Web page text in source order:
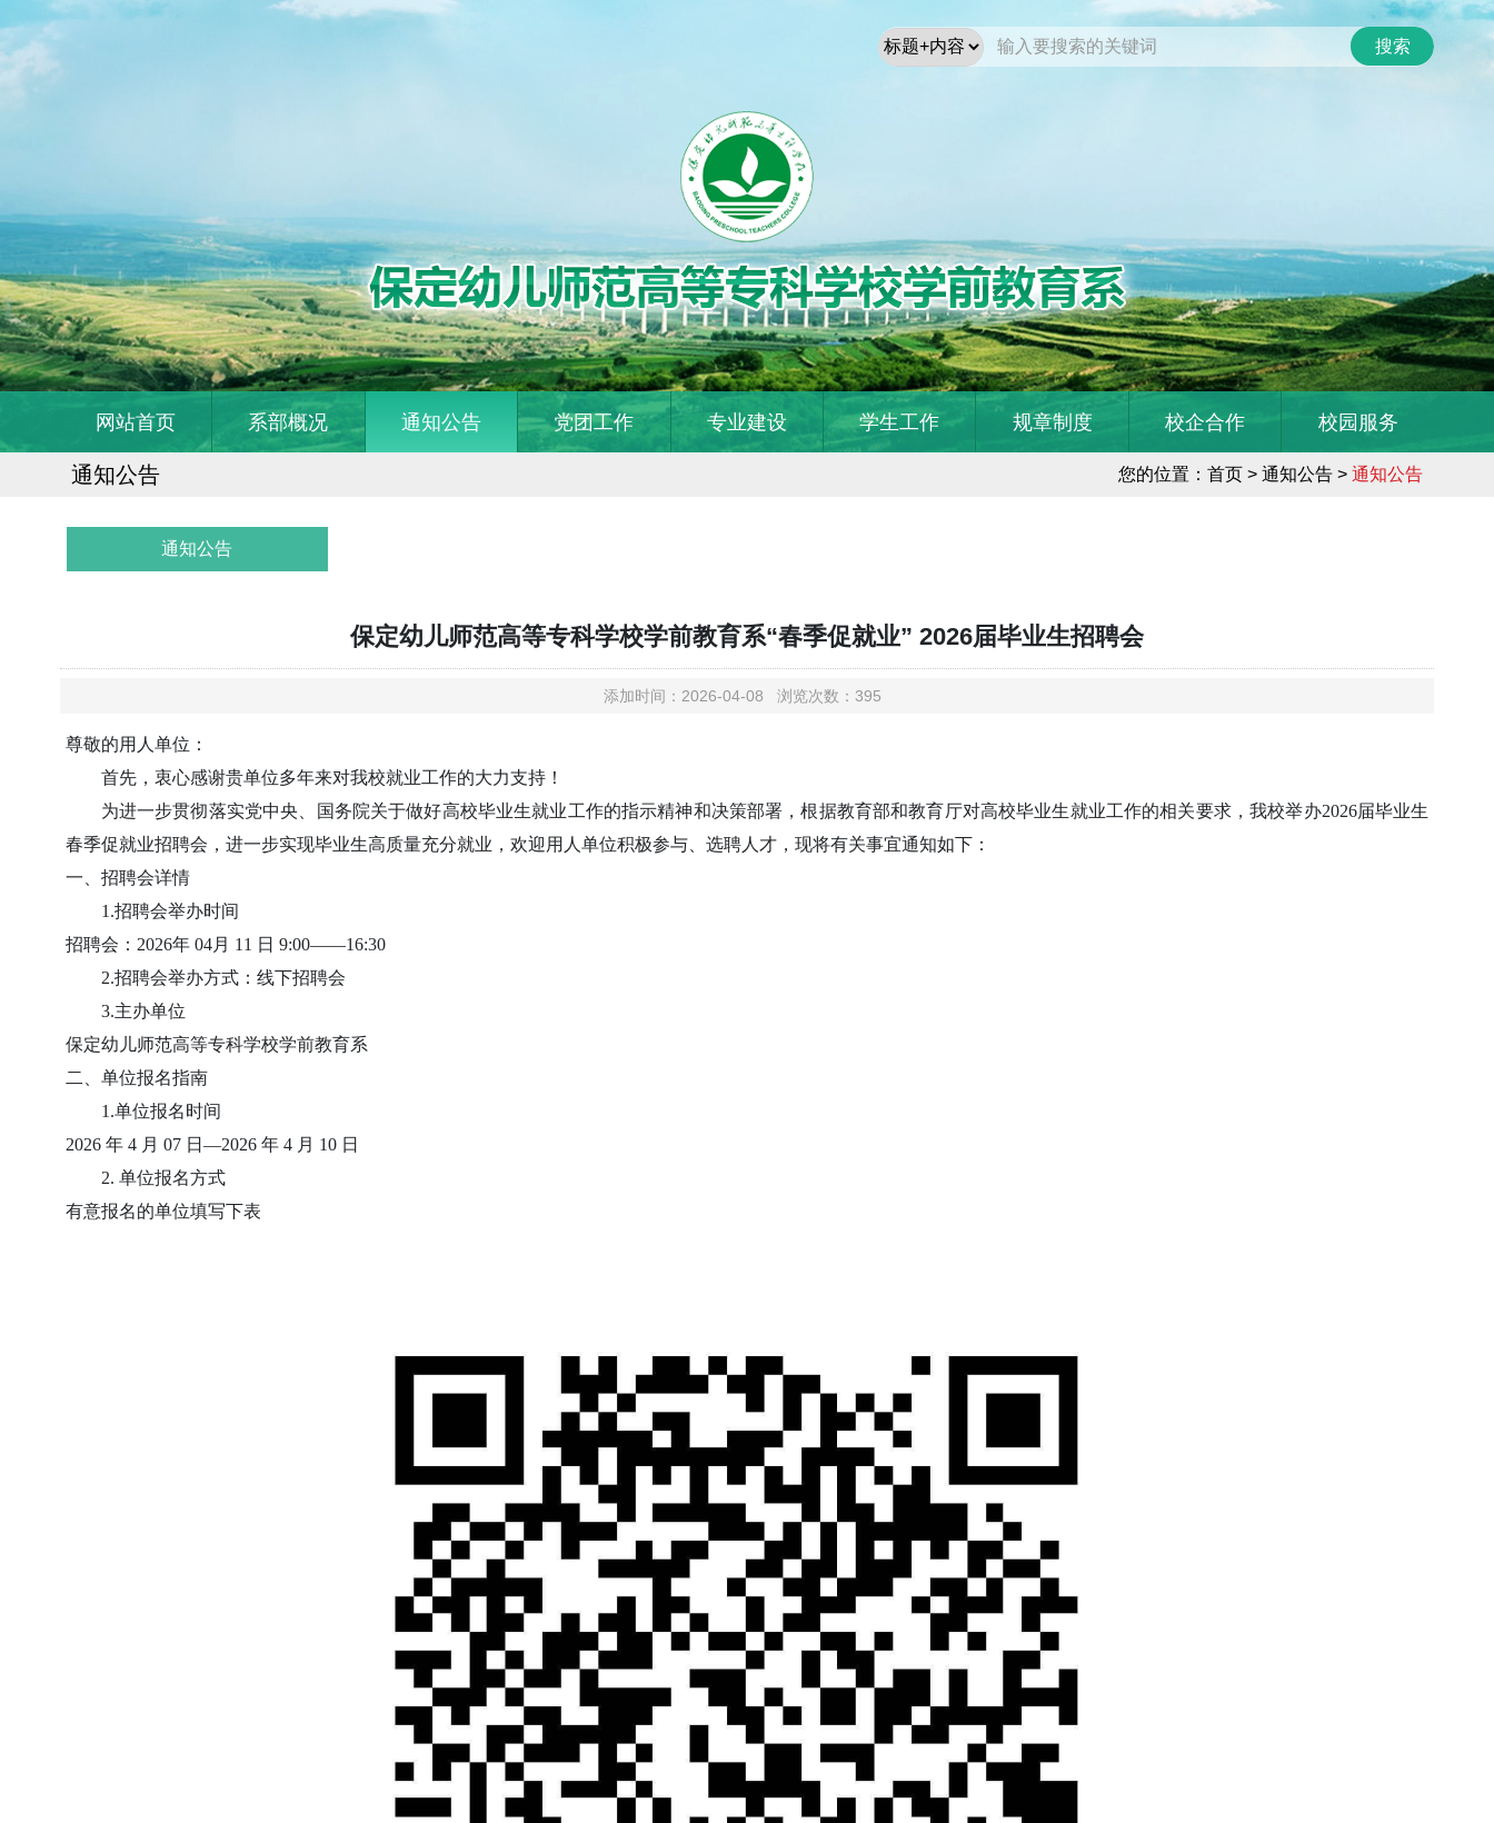
网站首页 系部概况 通知公告 党团工作 专业建设 学生工作 规章制度 校企合作 校园服务
您的位置：首页 > 通知公告 >通知公告
通知公告
通知公告
保定幼儿师范高等专科学校学前教育系“春季促就业” 2026届毕业生招聘会
添加时间：2026-04-08 浏览次数：395
尊敬的用人单位：
首先，衷心感谢贵单位多年来对我校就业工作的大力支持！
为进一步贯彻落实党中央、国务院关于做好高校毕业生就业工作的指示精神和决策部署，根据教育部和教育厅对高校毕业生就业工作的相关要求，我校举办2026届毕业生
春季促就业招聘会，进一步实现毕业生高质量充分就业，欢迎用人单位积极参与、选聘人才，现将有关事宜通知如下：
一、招聘会详情
1.招聘会举办时间
招聘会：2026年 04月 11 日 9:00——16:30
2.招聘会举办方式：线下招聘会
3.主办单位
保定幼儿师范高等专科学校学前教育系
二、单位报名指南
1.单位报名时间
2026 年 4 月 07 日—2026 年 4 月 10 日
2. 单位报名方式
有意报名的单位填写下表